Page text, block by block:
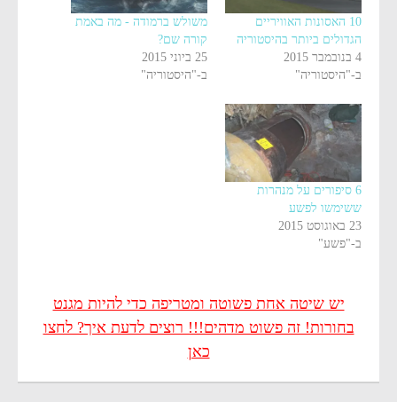
10 האסונות האוויריים
הגדולים ביותר בהיסטוריה
4 בנובמבר 2015
ב-"היסטוריה"
משולש ברמודה - מה באמת
קורה שם?
25 ביוני 2015
ב-"היסטוריה"
6 סיפורים על מנהרות
ששימשו לפשע
23 באוגוסט 2015
ב-"פשע"
יש שיטה אחת פשוטה ומטריפה כדי להיות מגנט
בחורות! זה פשוט מדהים!!! רוצים לדעת איך? לחצו
כאן